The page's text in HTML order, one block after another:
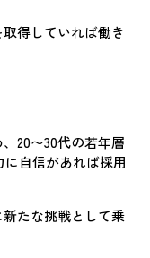
得していれば働き
20〜30代の若年層
自信があれば採用
たな挑戦として乗